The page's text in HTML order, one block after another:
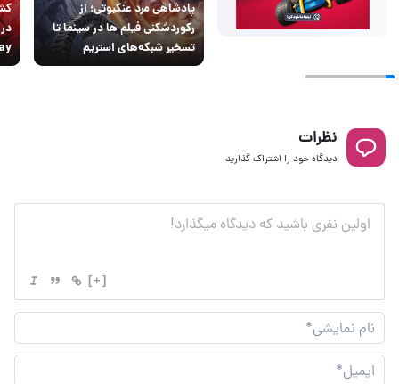
پادشاهی مرد عنکبوتی؛ از
رکوردشکنی فیلم ها در سینما تا
تسخیر شبکه‌های استریم
نظرات
دیدگاه خود را اشتراک گذارید
[+]
نام